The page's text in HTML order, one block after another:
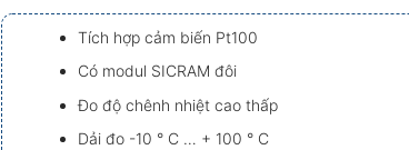
xếp
hạng
0.0
5
sao
Tích hợp cảm biến Pt100
Có modul SICRAM đôi
Đo độ chênh nhiệt cao thấp
Dải đo -10 ° C … + 100 ° C